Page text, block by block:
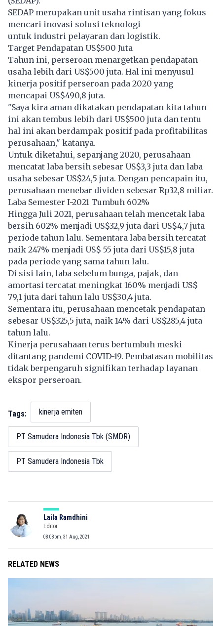
SEDAP merupakan unit usaha rintisan yang fokus
mencari inovasi solusi teknologi
untuk industri pelayaran dan logistik.
Target Pendapatan US$500 Juta
Tahun ini, perseroan menargetkan pendapatan
usaha lebih dari US$500 juta. Hal ini menyusul
kinerja positif perseroan pada 2020 yang
mencapai US$490,8 juta.
"Saya kira aman dikatakan pendapatan kita tahun
ini akan tembus lebih dari US$500 juta dan tentu
hal ini akan berdampak positif pada profitabilitas
perusahaan," katanya.
Untuk diketahui, sepanjang 2020, perusahaan
mencatat laba bersih sebesar US$3,3 juta dan laba
usaha sebesar US$24,5 juta. Dengan pencapain itu,
perusahaan menebar dividen sebesar Rp32,8 miliar.
Laba Semester I-2021 Tumbuh 602%
Hingga Juli 2021, perusahaan telah mencetak laba
bersih 602% menjadi US$32,9 juta dari US$4,7 juta
periode tahun lalu. Sementara laba bersih tercatat
naik 247% menjadi US$ 55 juta dari US$15,8 juta
pada periode yang sama tahun lalu.
Di sisi lain, laba sebelum bunga, pajak, dan
amortasi tercatat meningkat 160% menjadi US$
79,1 juta dari tahun lalu US$30,4 juta.
Sementara itu, perusahaan mencetak pendapatan
sebesar US$325,5 juta, naik 14% dari US$285,4 juta
tahun lalu.
Kinerja perusahaan terus bertumbuh meski
ditantang pandemi COVID-19. Pembatasan mobilitas
tidak berpengaruh signifikan terhadap layanan
ekspor perseroan.
Tags: kinerja emiten
PT Samudera Indonesia Tbk (SMDR)
PT Samudera Indonesia Tbk
Laila Ramdhini
Editor
08:08pm, 31 Aug, 2021
RELATED NEWS